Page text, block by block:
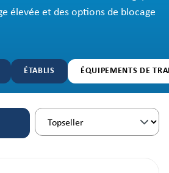
élevée et des options de blocage
ÉTABLIS ÉQUIPEMENTS DE